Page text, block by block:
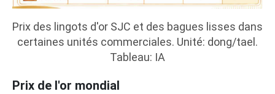
Prix des lingots d'or SJC et des bagues lisses dans
certaines unités commerciales. Unité: dong/tael.
Tableau: IA
Prix de l'or mondial